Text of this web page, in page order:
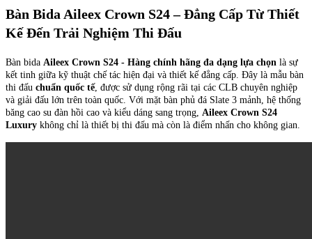
Bàn Bida Aileex Crown S24 – Đẳng Cấp Từ Thiết
Kế Đến Trải Nghiệm Thi Đấu
Bàn bida Aileex Crown S24 - Hàng chính hãng đa dạng lựa chọn là sự
kết tinh giữa kỹ thuật chế tác hiện đại và thiết kế đẳng cấp. Đây là mẫu bàn
thi đấu chuẩn quốc tế , được sử dụng rộng rãi tại các CLB chuyên nghiệp
và giải đấu lớn trên toàn quốc. Với mặt bàn phủ đá Slate 3 mảnh, hệ thống
băng cao su đàn hồi cao và kiểu dáng sang trọng, Aileex Crown S24
Luxury không chỉ là thiết bị thi đấu mà còn là điểm nhấn cho không gian.